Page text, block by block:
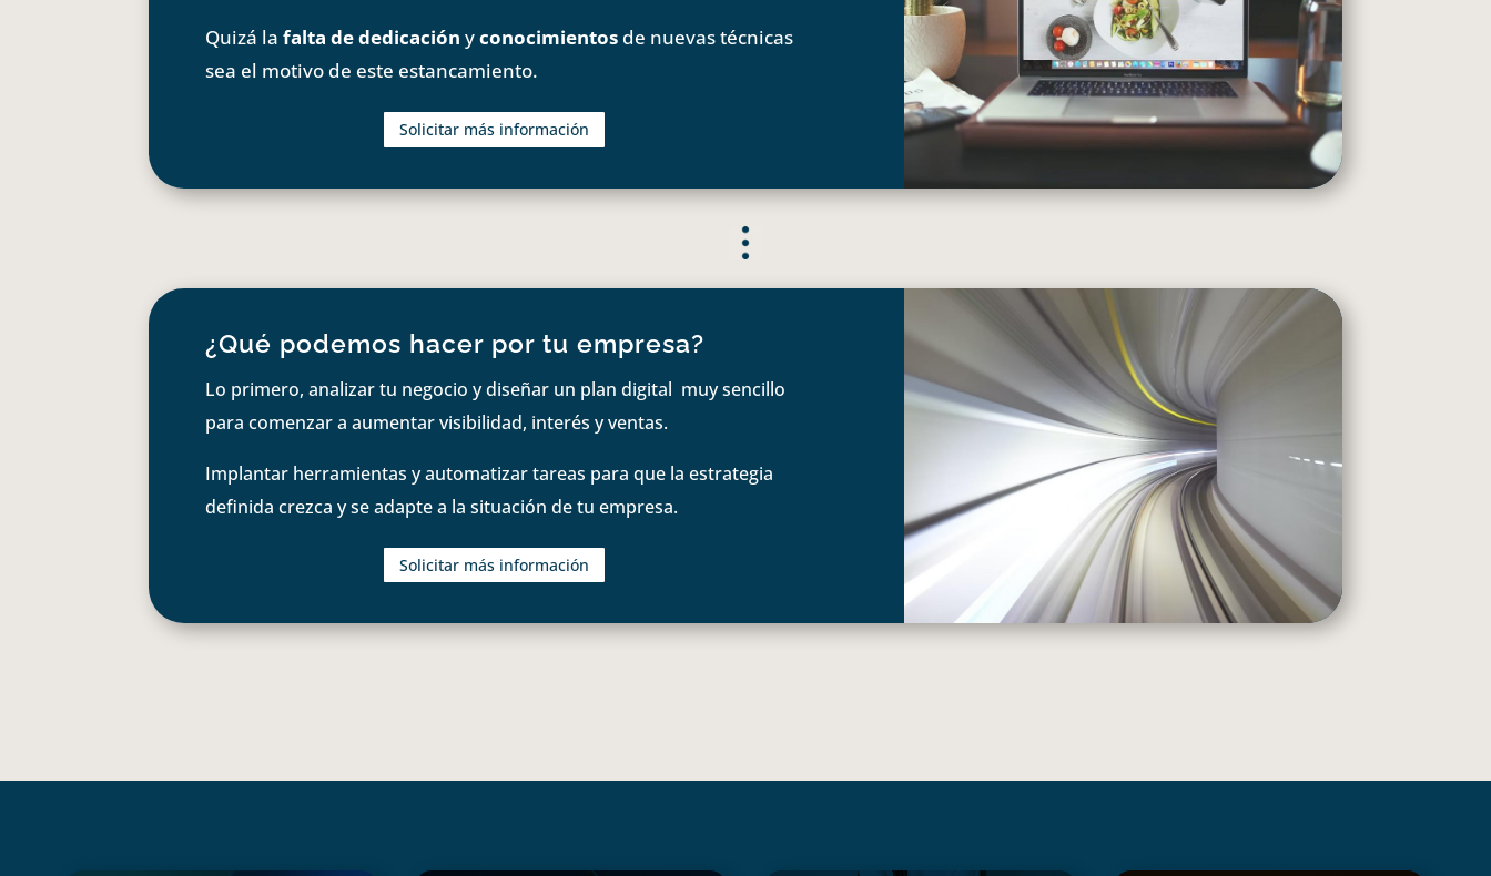
Quizá lafalta de dedicación yconocimientos de nuevas técnicas
sea el motivo de este estancamiento.
Solicitar más información
¿Qué podemos hacer por tu empresa?
Lo primero, analizar tu negocio y diseñar un plan digital muy sencillo
para comenzar a aumentar visibilidad, interés y ventas.
Implantar herramientas y automatizar tareas para que la estrategia
definida crezca y se adapte a la situación de tu empresa.
Solicitar más información